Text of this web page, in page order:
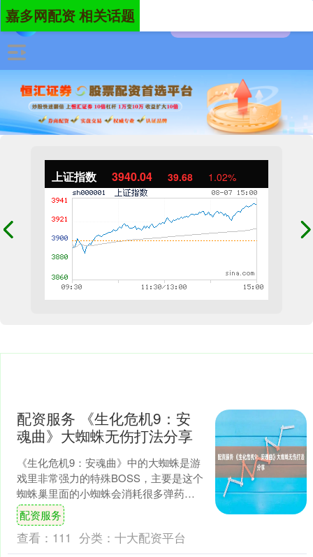
上证指数 3940.04 39.68 1.02%
嘉多网配资 相关话题
配资服务 《生化危机9：安
魂曲》大蜘蛛无伤打法分享
《生化危机9：安魂曲》中的大蜘蛛是游
戏里非常强力的特殊BOSS，主要是这个
蜘蛛巢里面的小蜘蛛会消耗很多弹药，
而想要打打大蜘蛛的话可以使用霰弹枪
或者大口径左轮手枪....
配资服务
查看： 111 分类： 十大配资平台